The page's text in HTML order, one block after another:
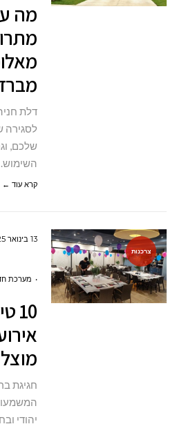
מה
דלת
לסגירה
שלכם,
קרא עוד ←
צרכנות
13 בינואר 2025
מערכת
חגיגת
יהודי